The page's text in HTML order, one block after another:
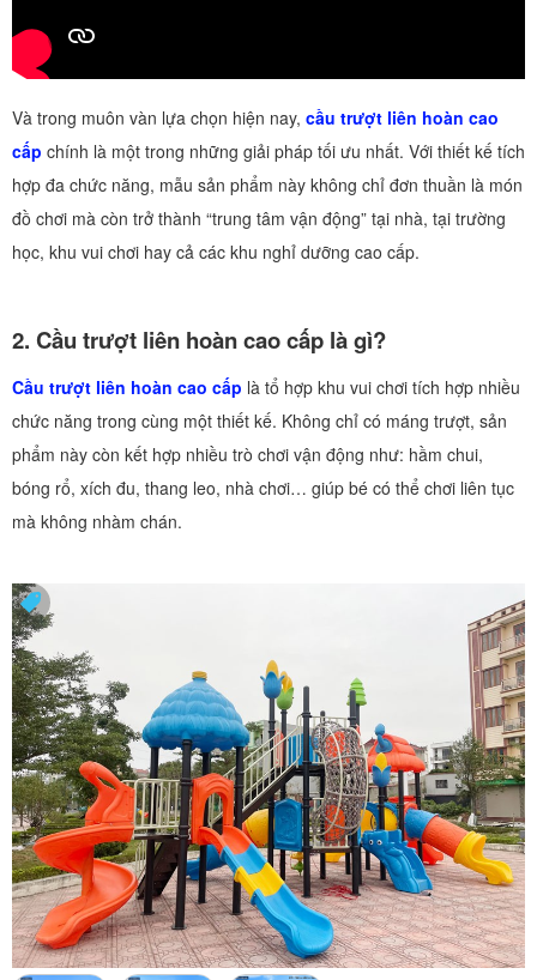
Và trong muôn vàn lựa chọn hiện nay, cầu trượt liên hoàn cao
cấp chính là một trong những giải pháp tối ưu nhất. Với thiết kế tích
hợp đa chức năng, mẫu sản phẩm này không chỉ đơn thuần là món
đồ chơi mà còn trở thành “trung tâm vận động” tại nhà, tại trường
học, khu vui chơi hay cả các khu nghỉ dưỡng cao cấp.
2. Cầu trượt liên hoàn cao cấp là gì?
Cầu trượt liên hoàn cao cấp là tổ hợp khu vui chơi tích hợp nhiều
chức năng trong cùng một thiết kế. Không chỉ có máng trượt, sản
phẩm này còn kết hợp nhiều trò chơi vận động như: hầm chui,
bóng rổ, xích đu, thang leo, nhà chơi… giúp bé có thể chơi liên tục
mà không nhàm chán.